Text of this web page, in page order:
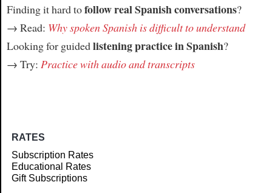
Finding it hard tofollow real Spanish conversations?
→ Read: Why spoken Spanish is difficult to understand
Looking for guidedlistening practice in Spanish?
→ Try: Practice with audio and transcripts
RATES
Subscription Rates
Educational Rates
Gift Subscriptions